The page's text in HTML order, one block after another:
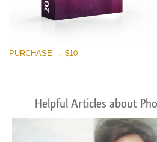
PURCHASE → $10
Helpful Articles about